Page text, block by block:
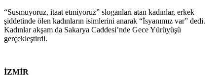
“Susmuyoruz, itaat etmiyoruz” sloganları atan kadınlar, erkek
şiddetinde ölen kadınların isimlerini anarak “İsyanımız var” dedi.
Kadınlar akşam da Sakarya Caddesi’nde Gece Yürüyüşü
gerçekleştirdi.
İZMİR